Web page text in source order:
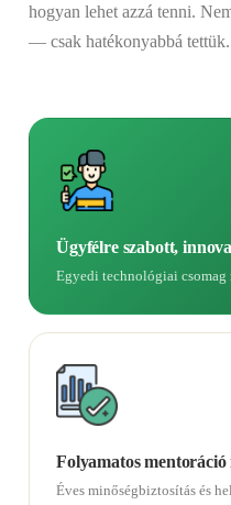
hogyan lehet azzá tenni.
— csak hatékonyabbá tettük.
Ügyfélre szabott,
Egyedi technológiai
Folyamatos mentoráció
Éves minőségbiztosítás és